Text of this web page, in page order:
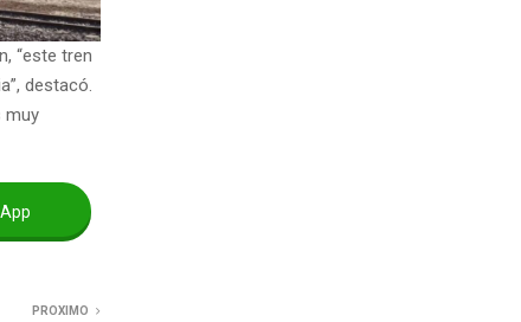
“este tren
destacó.
muy
PROXIMO